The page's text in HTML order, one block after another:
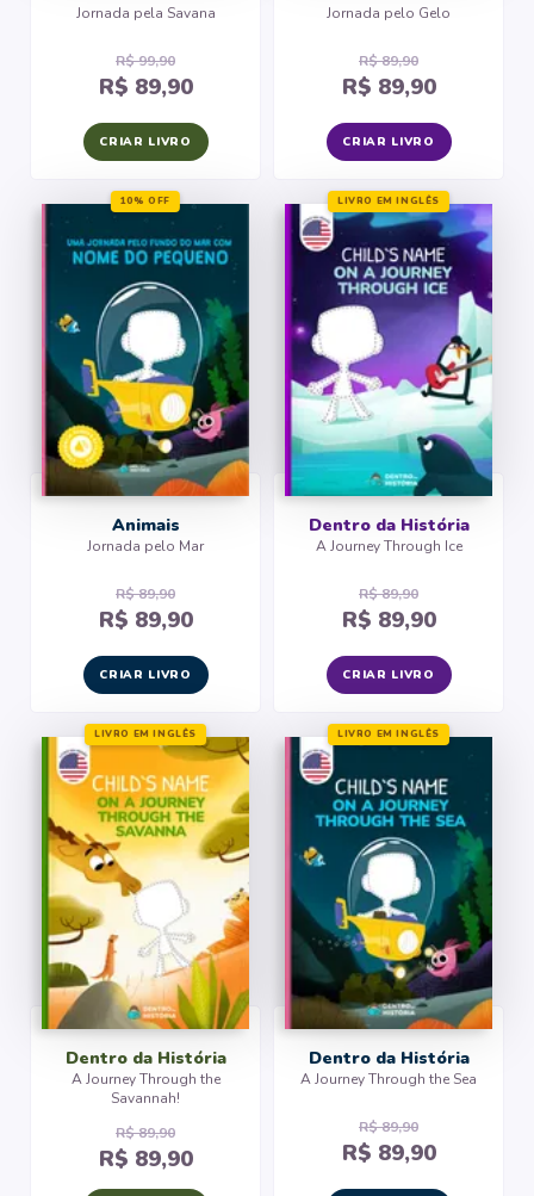
Jornada pela Savana
R$ 99,90
R$ 89,90
CRIAR LIVRO
Jornada pelo Gelo
R$ 89,90
R$ 89,90
CRIAR LIVRO
10% OFF
Animais
Jornada pelo Mar
R$ 89,90
R$ 89,90
CRIAR LIVRO
LIVRO EM INGLÊS
Dentro da História
A Journey Through Ice
R$ 89,90
R$ 89,90
CRIAR LIVRO
LIVRO EM INGLÊS
Dentro da História
A Journey Through the
Savannah!
R$ 89,90
R$ 89,90
LIVRO EM INGLÊS
Dentro da História
A Journey Through the Sea
R$ 89,90
R$ 89,90